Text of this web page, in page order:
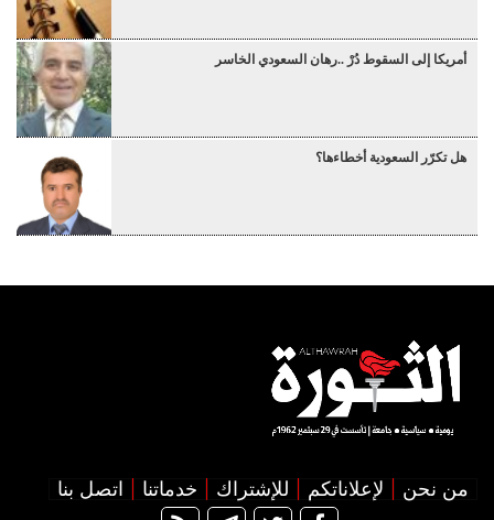
أمريكا إلى السقوط دُرْ ..رهان السعودي الخاسر
هل تكرّر السعودية أخطاءها؟
من نحن لإعلاناتكم للإشتراك خدماتنا اتصل بنا